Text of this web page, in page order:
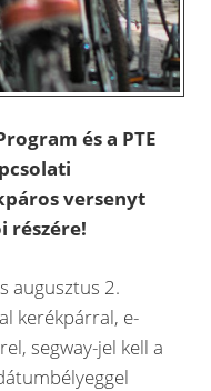
és a PTE
versenyt
részére!
augusztus 2.
kerékpárral, e-
segway-jel kell a